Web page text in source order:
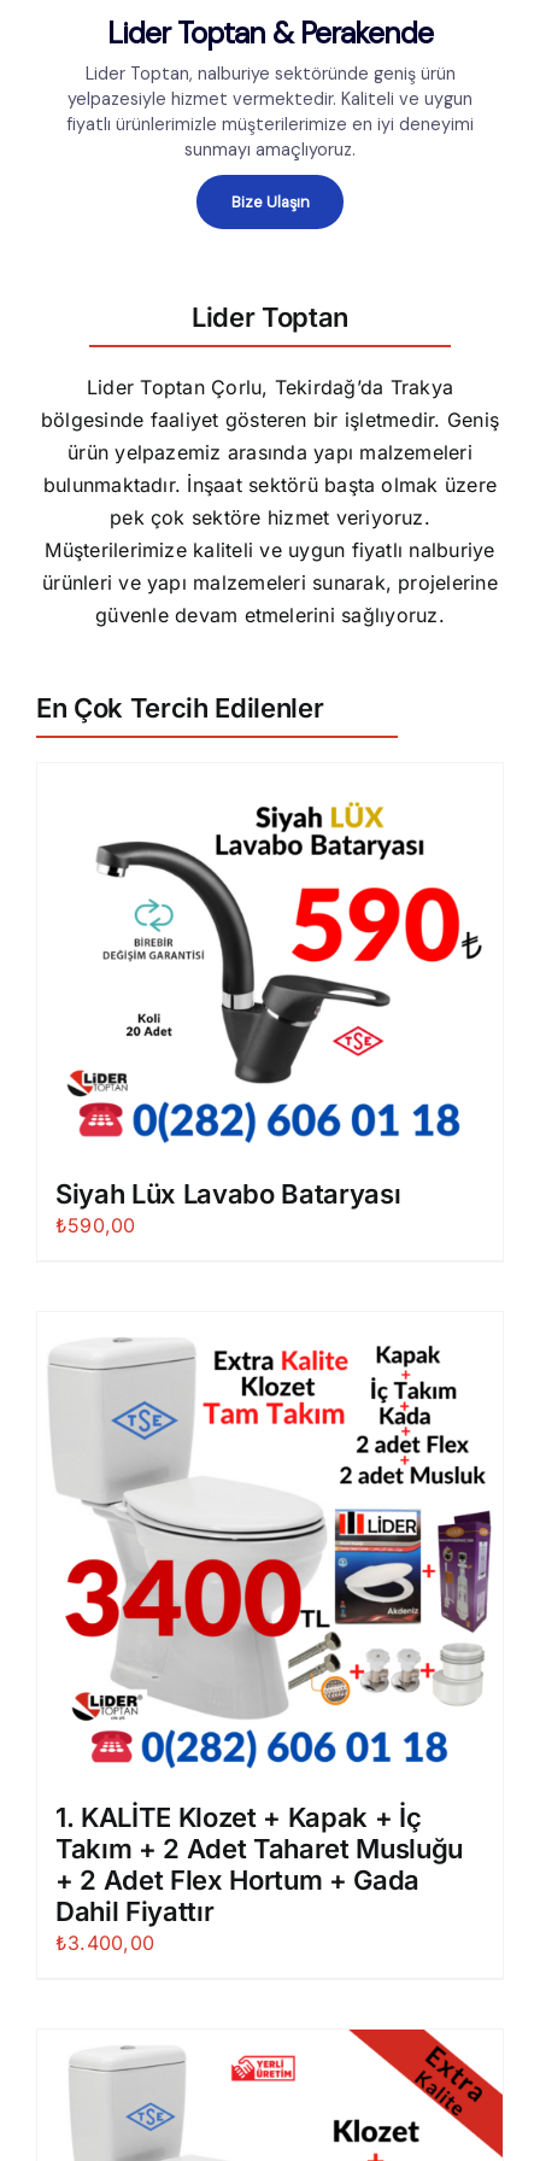
Lider Toptan & Perakende
Lider Toptan, nalburiye sektöründe geniş ürün
yelpazesiyle hizmet vermektedir. Kaliteli ve uygun
fiyatlı ürünlerimizle müşterilerimize en iyi deneyimi
sunmayı amaçlıyoruz.
Bize Ulaşın
Lider Toptan
Lider Toptan Çorlu, Tekirdağ’da Trakya
bölgesinde faaliyet gösteren bir işletmedir. Geniş
ürün yelpazemiz arasında yapı malzemeleri
bulunmaktadır. İnşaat sektörü başta olmak üzere
pek çok sektöre hizmet veriyoruz.
Müşterilerimize kaliteli ve uygun fiyatlı nalburiye
ürünleri ve yapı malzemeleri sunarak, projelerine
güvenle devam etmelerini sağlıyoruz.
En Çok Tercih Edilenler
Siyah Lüx Lavabo Bataryası
₺590,00
1. KALİTE Klozet + Kapak + İç
Takım + 2 Adet Taharet Musluğu
+ 2 Adet Flex Hortum + Gada
Dahil Fiyattır
₺3.400,00